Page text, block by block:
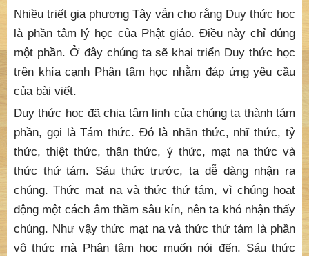
Nhiều triết gia phương Tây vẫn cho rằng Duy thức học
là phần tâm lý học của Phật giáo. Điều này chỉ đúng
một phần. Ở đây chúng ta sẽ khai triển Duy thức học
trên khía cạnh Phân tâm học nhằm đáp ứng yêu cầu
của bài viết.
Duy thức học đã chia tâm linh của chúng ta thành tám
phần, gọi là Tám thức. Đó là nhãn thức, nhĩ thức, tỷ
thức, thiệt thức, thân thức, ý thức, mạt na thức và
thức thứ tám. Sáu thức trước, ta dễ dàng nhận ra
chúng. Thức mạt na và thức thứ tám, vì chúng hoạt
động một cách âm thầm sâu kín, nên ta khó nhận thấy
chúng. Như vậy thức mạt na và thức thứ tám là phần
vô thức mà Phân tâm học muốn nói đến. Sáu thức